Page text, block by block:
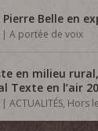
Pierre Belle en
|A portée de voix
en milieu
Texte en l’air
|ACTUALITÉS, Hors